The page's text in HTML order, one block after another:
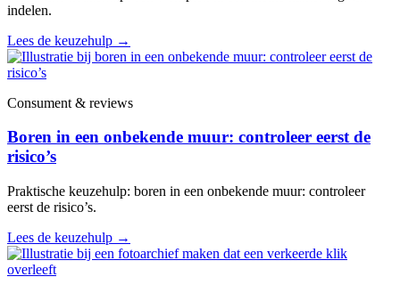
indelen.
Lees de keuzehulp →
Consument & reviews
Boren in een onbekende muur: controleer eerst de
risico’s
Praktische keuzehulp: boren in een onbekende muur: controleer
eerst de risico’s.
Lees de keuzehulp →